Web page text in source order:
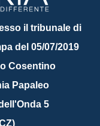
il tribunale di
del 05/07/2019
Cosentino
Papaleo
5